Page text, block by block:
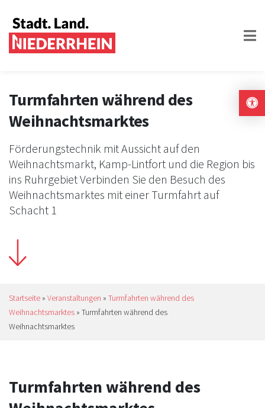
Turmfahrten während des
Weihnachtsmarktes
Förderungstechnik mit Aussicht auf den
Weihnachtsmarkt, Kamp-Lintfort und die Region bis
ins Ruhrgebiet Verbinden Sie den Besuch des
Weihnachtsmarktes mit einer Turmfahrt auf
Schacht 1
Startseite » Veranstaltungen » Turmfahrten während des
Weihnachtsmarktes » Turmfahrten während des
Weihnachtsmarktes
Turmfahrten während des